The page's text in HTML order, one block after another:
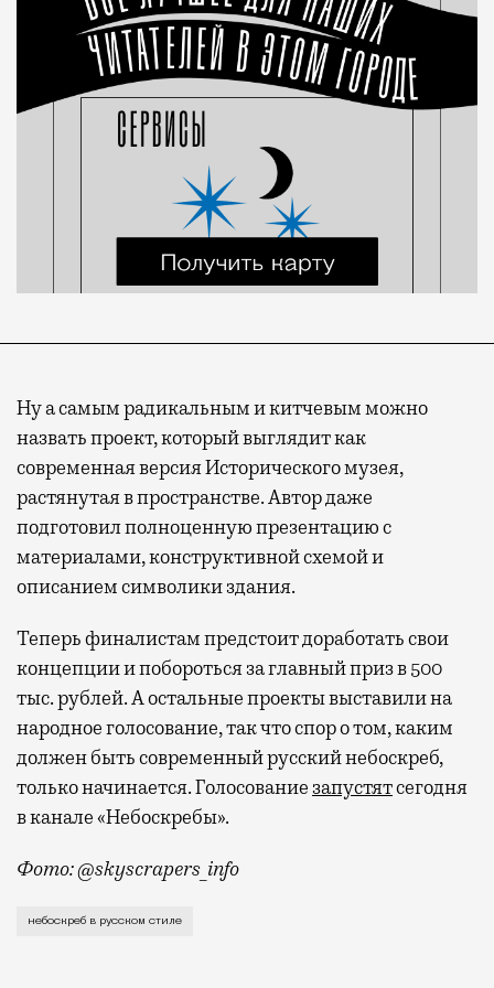
Ну а самым радикальным и китчевым можно
назвать проект, который выглядит как
современная версия Исторического музея,
растянутая в пространстве. Автор даже
подготовил полноценную презентацию с
материалами, конструктивной схемой и
описанием символики здания.
Теперь финалистам предстоит доработать свои
концепции и побороться за главный приз в 500
тыс. рублей. А остальные проекты выставили на
народное голосование, так что спор о том, каким
должен быть современный русский небоскреб,
только начинается. Голосование запустятсегодня
в канале «Небоскребы».
Фото: @skyscrapers_info
Пока эксперты спорят, существует ли вообще
небоскреб в русском стиле